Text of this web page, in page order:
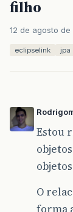
filho
12 de agosto de
eclipselink jpa
Estou
O